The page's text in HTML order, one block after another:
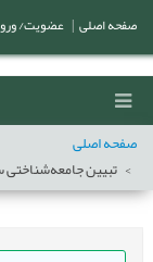
صفحه اصلی
تبیین جامعه‌شناختی
صفحه اصلی عضویت/ ورود